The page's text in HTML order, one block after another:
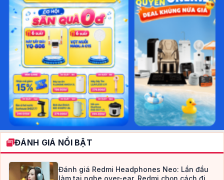
ĐÁNH GIÁ NỔI BẬT
Đánh giá Redmi Headphones Neo: Lần đầu
làm tai nghe over-ear, Redmi chọn cách đi